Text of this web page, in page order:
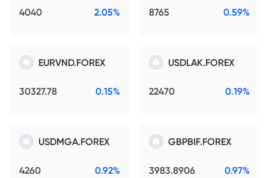
4040 2.05% 8765 0.59%
EURVND.FOREX
30327.78 0.15%
USDLAK.FOREX
22470 0.19%
USDMGA.FOREX
4260 0.92%
GBPBIF.FOREX
3983.8906 0.97%